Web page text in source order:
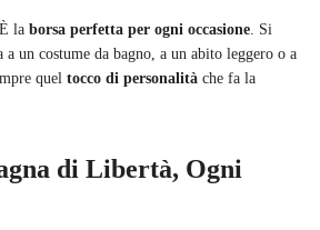
la borsa perfetta per ogni occasione. Si
a un costume da bagno, a un abito leggero o a
quel tocco di personalità che fa la
di Libertà, Ogni